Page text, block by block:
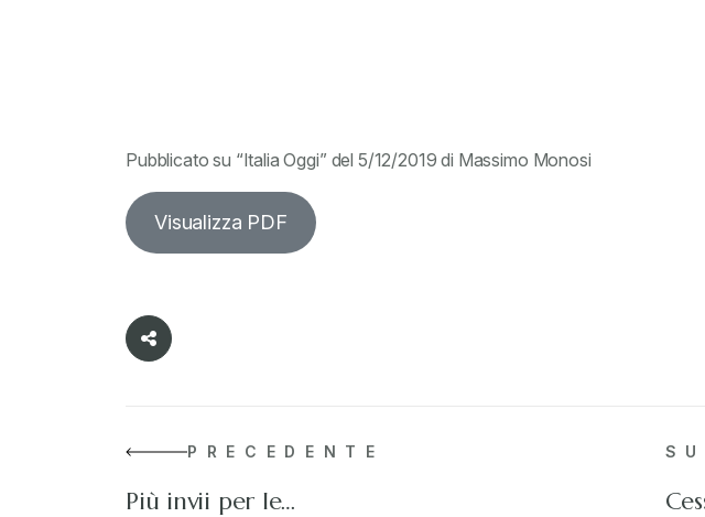
Pubblicato su “Italia Oggi” del 5/12/2019 di Massimo Monosi
Visualizza PDF
PRECEDENTE
Più invii per le…